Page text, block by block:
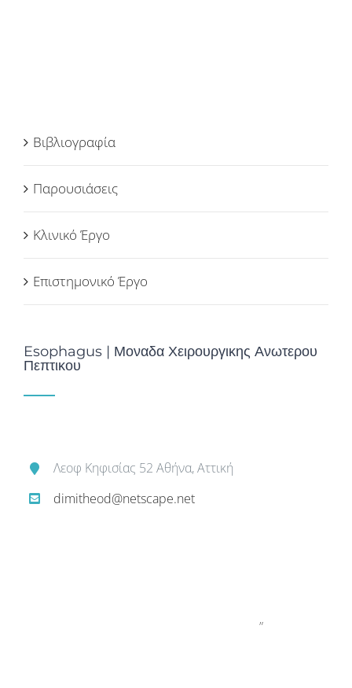
Βιβλιογραφία
Παρουσιάσεις
Κλινικό Έργο
Επιστημονικό Έργο
Esophagus | Μοναδα Χειρουργικης Ανωτερου
Πεπτικου
Λεοφ Κηφισίας 52 Αθήνα, Αττική
dimitheod@netscape.net
”